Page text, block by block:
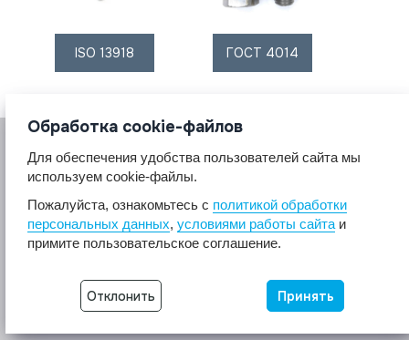
ISO 13918 ГОСТ 4014
© 2017 A2A4
Крепеж из нержавеющей стали А2 А4.
Разработка сайта -
Неткам
Обработка cookie-файлов
Для обеспечения удобства пользователей сайта мы
используем cookie-файлы.
Пожалуйста, ознакомьтесь с политикой обработки
персональных данных, условиями работы сайта и
примите пользовательское соглашение.
Отклонить Принять